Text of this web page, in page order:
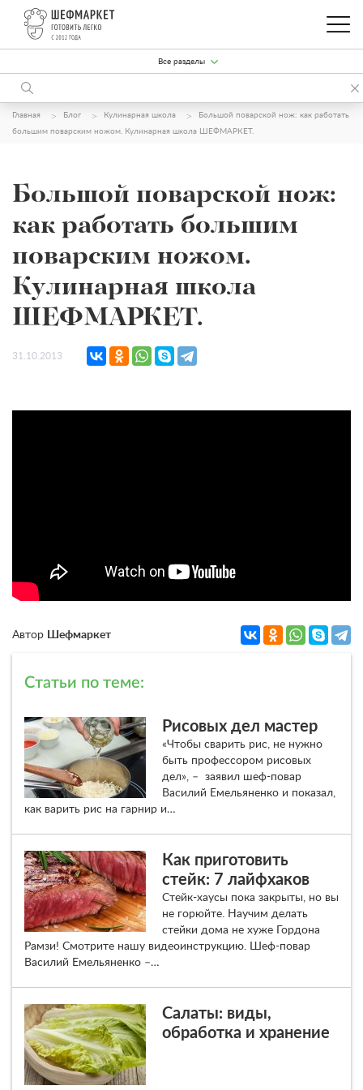
Все разделы
Главная Блог Кулинарная школа
Большой поварской нож: как работать
большим поварским ножом. Кулинарная школа ШЕФМАРКЕТ.
Большой поварской нож:
как работать большим
поварским ножом.
Кулинарная школа
ШЕФМАРКЕТ.
31.10.2013
Автор Шефмаркет
Статьи по теме:
Рисовых дел мастер
«Чтобы сварить рис, не нужно
быть профессором рисовых
дел», – заявил шеф-повар
Василий Емельяненко и показал,
как варить рис на гарнир и…
Как приготовить
стейк: 7 лайфхаков
Стейк-хаусы пока закрыты, но вы
не горюйте. Научим делать
стейки дома не хуже Гордона
Рамзи! Смотрите нашу видеоинструкцию. Шеф-повар
Василий Емельяненко –…
Салаты: виды,
обработка и хранение